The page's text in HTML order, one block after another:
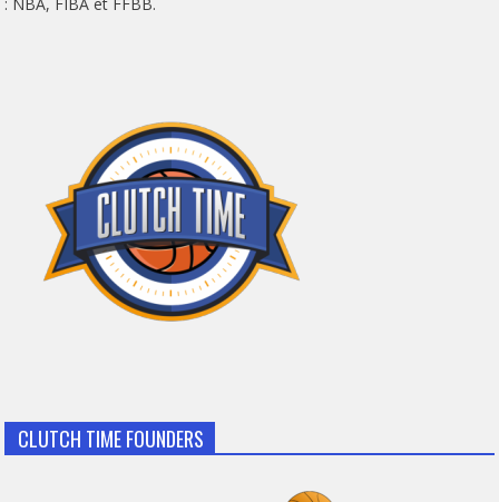
CLUTCH TIME FOUNDERS